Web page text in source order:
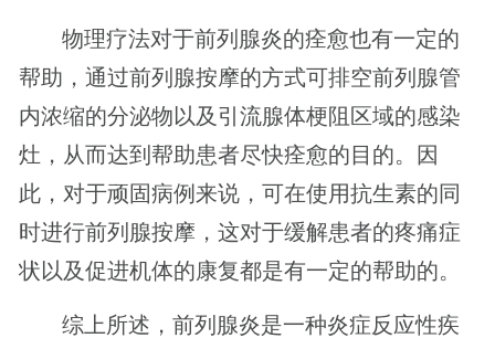
物理疗法对于前列腺炎的痊愈也有一定的
帮助，通过前列腺按摩的方式可排空前列腺管
内浓缩的分泌物以及引流腺体梗阻区域的感染
灶，从而达到帮助患者尽快痊愈的目的。因
此，对于顽固病例来说，可在使用抗生素的同
时进行前列腺按摩，这对于缓解患者的疼痛症
状以及促进机体的康复都是有一定的帮助的。
综上所述，前列腺炎是一种炎症反应性疾